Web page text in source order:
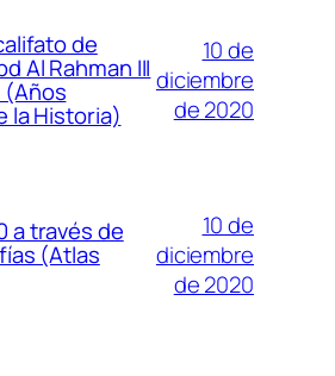
de
Al Rahman III
la Historia)
10 de
diciembre
de 2020
a través de
(Atlas
10 de
diciembre
de 2020